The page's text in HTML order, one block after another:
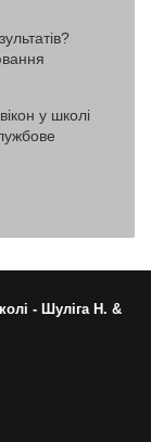
у школі
- Шуліга Н. &